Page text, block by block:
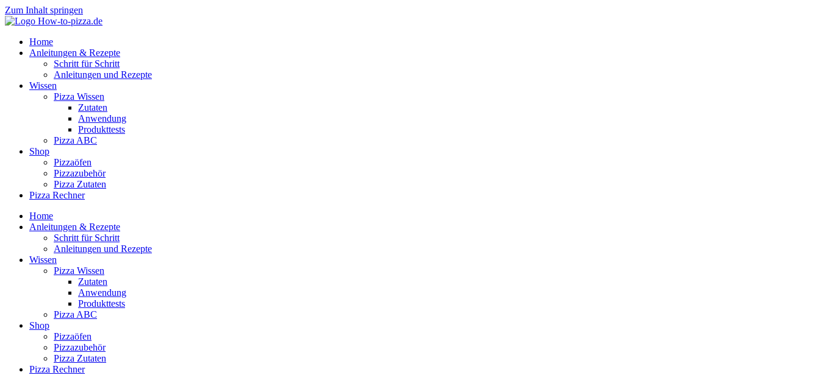
Zum Inhalt springen
Home
Anleitungen & Rezepte
Schritt für Schritt
Anleitungen und Rezepte
Wissen
Pizza Wissen
Zutaten
Anwendung
Produkttests
Pizza ABC
Shop
Pizzaöfen
Pizzazubehör
Pizza Zutaten
Pizza Rechner
Home
Anleitungen & Rezepte
Schritt für Schritt
Anleitungen und Rezepte
Wissen
Pizza Wissen
Zutaten
Anwendung
Produkttests
Pizza ABC
Shop
Pizzaöfen
Pizzazubehör
Pizza Zutaten
Pizza Rechner